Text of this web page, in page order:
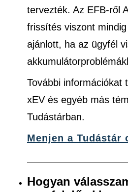
tervezték. Az EFB-ről
frissítés viszont
ajánlott, ha az ügyfél
További információkat
xEV és egyéb más
Tudástárban.
Menjen a Tudástár
Hogyan